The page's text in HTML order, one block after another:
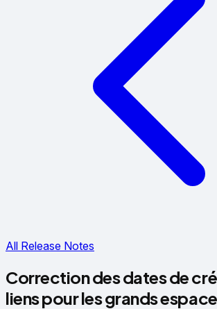
All Release Notes
Correction des dates de
liens pour les grands